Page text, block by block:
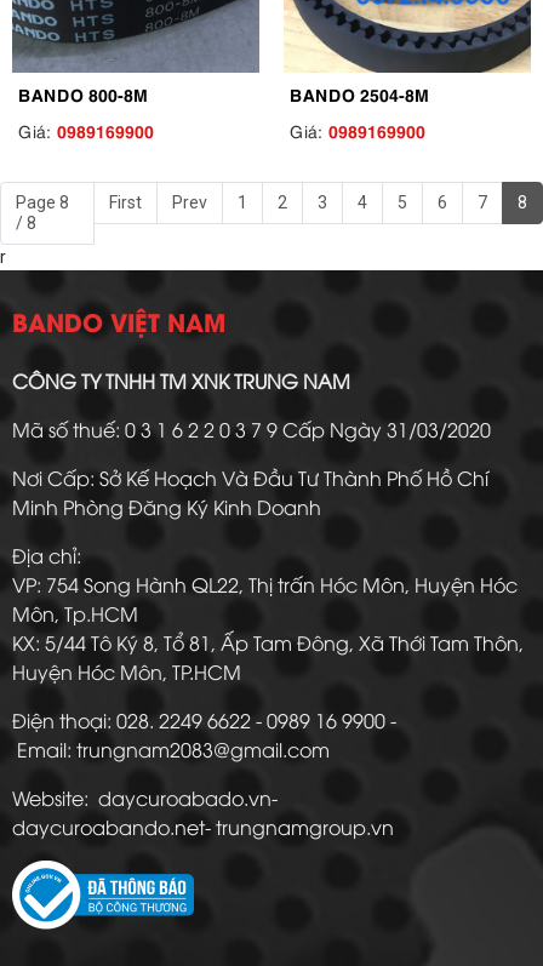
BANDO 800-8M
Giá: 0989169900
BANDO 2504-8M
Giá: 0989169900
Page 8
/ 8
First Prev 1 2 3 4 5 6 7 8
r
BANDO VIỆT NAM
CÔNG TY TNHH TM XNK TRUNG NAM
Mã số thuế: 0 3 1 6 2 2 0 3 7 9 Cấp Ngày 31/03/2020
Nơi Cấp: Sở Kế Hoạch Và Đầu Tư Thành Phố Hồ Chí
Minh Phòng Đăng Ký Kinh Doanh
Địa chỉ:
VP: 754 Song Hành QL22, Thị trấn Hóc Môn, Huyện Hóc
Môn, Tp.HCM
KX: 5/44 Tô Ký 8, Tổ 81, Ấp Tam Đông, Xã Thới Tam Thôn,
Huyện Hóc Môn, TP.HCM
Điện thoại: 028. 2249 6622 - 0989 16 9900 -
Email: trungnam2083@gmail.com
Website: daycuroabado.vn-
daycuroabando.net- trungnamgroup.vn